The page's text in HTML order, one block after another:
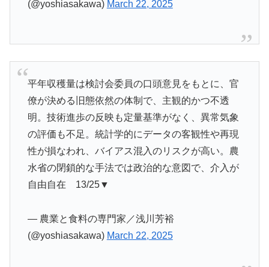
(@yoshiasakawa) March 22, 2025
平年収穫量は検討会委員の口頭意見をもとに、官
僚が決める旧態依然の体制で、主観的かつ不透
明。技術進歩の反映も定量基準がなく、異常気象
の評価も不足。統計学的にデータの客観性や再現
性が損なわれ、バイアス混入のリスクが高い。農
水省の閉鎖的な手法では政治的な意図で、介入が
自由自在 13/25▼
— 農業と食料の専門家／浅川芳裕
(@yoshiasakawa) March 22, 2025